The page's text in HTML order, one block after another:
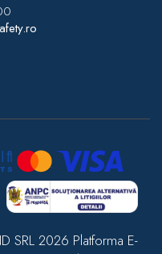
SRL 2026 Platforma E-